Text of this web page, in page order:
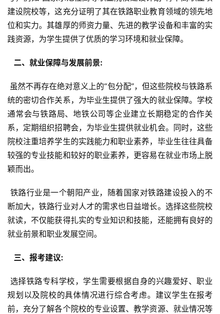
建设院校等，这充分证明了其在铁路职业教育领域的领先地
位和实力。其雄厚的师资力量、先进的教学设备和丰富的实
践资源，为学生提供了优质的学习环境和就业保障。
  二、就业保障与发展前景:
统的密切合作关系，为毕业生提供了强大的就业保障。学校
通常会与铁路局、地铁公司等企业建立长期稳定的合作关
系，定期组织招聘会，为毕业生提供就业机会。同时，这些
院校注重培养学生的实践能力和职业素养，毕业生往往具备
较强的专业技能和较好的职业素养，更容易在就业市场上脱
颖而出。
断加大，铁路行业对人才的需求也日益增长。选择这些院校
就读，不仅能获得扎实的专业知识和技能，还能拥有良好的
就业前景和职业发展空间。
  三、报考建议:
规划以及院校的具体情况进行综合考虑。建议学生在报考
前，充分了解各个院校的专业设置、教学资源、就业情况等